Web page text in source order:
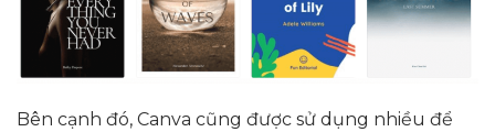
Bên cạnh đó, Canva cũng được sử dụng nhiều để